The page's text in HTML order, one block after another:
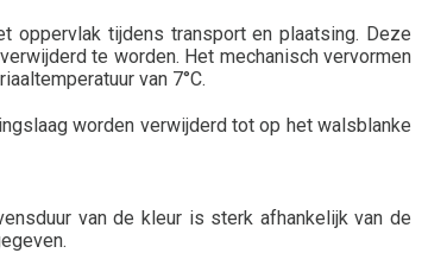
oppervlak tijdens transport en plaatsing. Deze
te worden. Het mechanisch vervormen
van 7°C.
worden verwijderd tot op het walsblanke
van de kleur is sterk afhankelijk van de